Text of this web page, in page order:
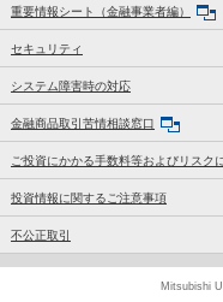
重要情報シート（金融事業者編）
セキュリティ
システム障害時の対応
金融商品取引苦情相談窓口
ご投資にかかる手数料等およびリスク
投資情報に関するご注意事項
不公正取引
Mitsubishi